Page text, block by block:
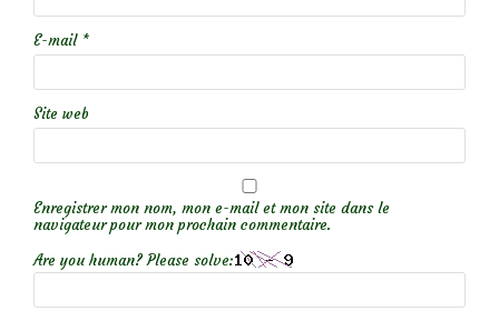
E-mail *
Site web
Enregistrer mon nom, mon e-mail et mon site dans le
navigateur pour mon prochain commentaire.
Are you human? Please solve: